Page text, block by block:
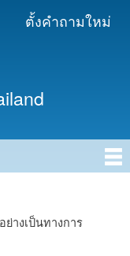
ตั้งคำถามใหม่
างเป็นทางการ